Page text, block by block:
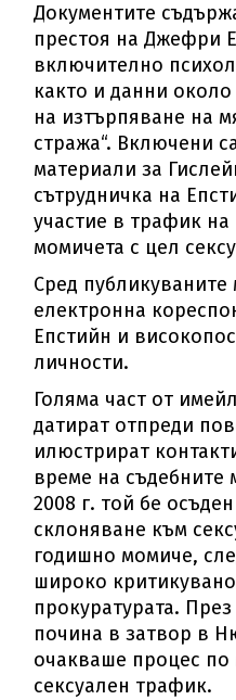
Документите
престоя на Джефри
включително
както и данни
на изтърпяване на
стража“. Включени
материали за
сътрудничка на
участие в трафик
момичета с цел
Сред
електронна
Епстийн и
личности.
Голяма част от
датират отпреди
илюстрират
време на съдебните
2008 г. той бе
склоняване към
годишно момиче,
широко
прокуратурата. През
почина в затвор в
очакваше процес
сексуален трафик.